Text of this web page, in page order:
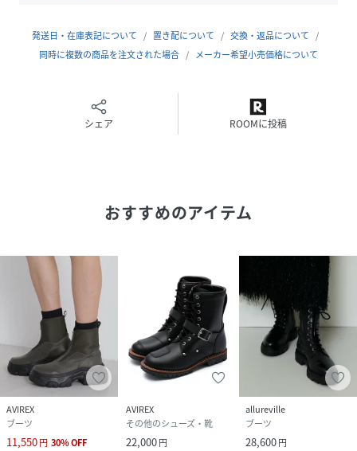
素材
(甲部)合成繊維 人工皮革
(底材の種類)合成底
783-5291701-010-55 QM8566
発送日・在庫表記について 置き配について
交換・返品について
同時に複数の商品を注文された場合
メーカー希望小売価格について
シェア ROOMに投稿
おすすめのアイテム
AVIREX
ブーツ
11,550円 30%OFF
AVIREX
その他のシューズ・靴
22,000円
allureville
ブーツ
28,600円